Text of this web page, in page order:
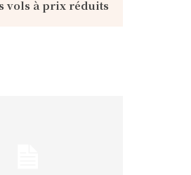
vols à prix réduits